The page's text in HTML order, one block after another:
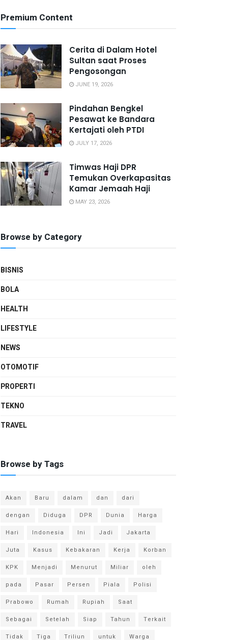
Premium Content
Cerita di Dalam Hotel
Sultan saat Proses
Pengosongan
JUNE 19, 2026
Pindahan Bengkel
Pesawat ke Bandara
Kertajati oleh PTDI
JULY 17, 2026
Timwas Haji DPR
Temukan Overkapasitas
Kamar Jemaah Haji
MAY 23, 2026
Browse by Category
BISNIS
BOLA
HEALTH
LIFESTYLE
NEWS
OTOMOTIF
PROPERTI
TEKNO
TRAVEL
Browse by Tags
Akan Baru dalam dan
dari
dengan
Diduga DPR Dunia
Harga
Hari
Indonesia Ini Jadi
Jakarta
Juta
Kasus Kebakaran Kerja
Korban
KPK
Menjadi Menurut Miliar
oleh
pada
Pasar Persen Piala
Polisi
Prabowo
Rumah Rupiah
Saat
Sebagai
Setelah Siap Tahun
Terkait
Tidak
Tiga Triliun untuk Warga